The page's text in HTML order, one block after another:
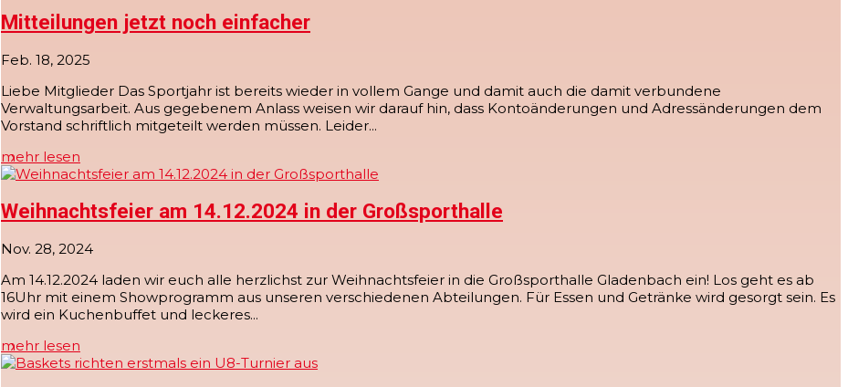
Mitteilungen jetzt noch einfacher
Feb. 18, 2025
Liebe Mitglieder Das Sportjahr ist bereits wieder in vollem Gange und damit auch die damit verbundene
Verwaltungsarbeit. Aus gegebenem Anlass weisen wir darauf hin, dass Kontoänderungen und Adressänderungen dem
Vorstand schriftlich mitgeteilt werden müssen. Leider...
mehr lesen
Weihnachtsfeier am 14.12.2024 in der Großsporthalle
Nov. 28, 2024
Am 14.12.2024 laden wir euch alle herzlichst zur Weihnachtsfeier in die Großsporthalle Gladenbach ein! Los geht es ab
16Uhr mit einem Showprogramm aus unseren verschiedenen Abteilungen. Für Essen und Getränke wird gesorgt sein. Es
wird ein Kuchenbuffet und leckeres...
mehr lesen